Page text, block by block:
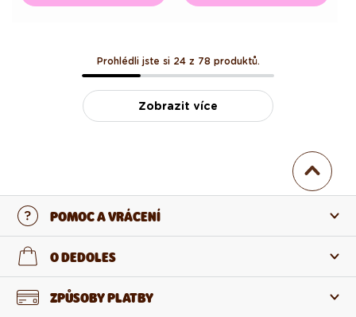
Prohlédli jste si 24 z 78 produktů.
Zobrazit více
POMOC A VRÁCENÍ
Kontaktujte nás
O DEDOLES
O nás ZPŮSOBY PLATBY